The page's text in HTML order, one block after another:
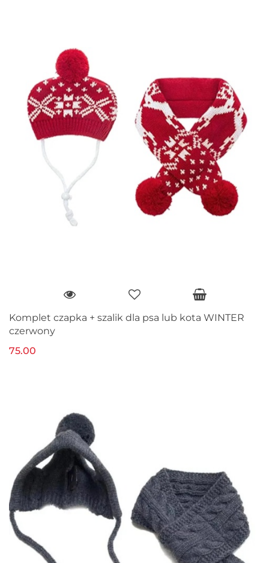
Komplet czapka + szalik dla psa lub kota WINTER
czerwony
75.00